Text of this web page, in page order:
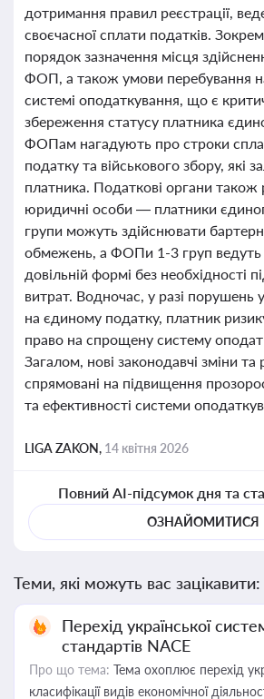
дотримання правил реєстрації,
своєчасної сплати податків.
порядок зазначення місця
ФОП, а також умови перебування
системі оподаткування, що є
збереження статусу платника
ФОПам нагадують про строки
податку та військового збору, які
платника. Податкові органи
юридичні особи — платники
групи можуть здійснювати
обмежень, а ФОПи 1-3 груп ведуть
довільній формі без необхідності
витрат. Водночас, у разі порушень
на єдиному податку, платник
право на спрощену систему
Загалом, нові законодавчі зміни та
спрямовані на підвищення
та ефективності системи
LIGA ZAKON, 14 квітня 2026
Повний AI-підсумок дня та
ОЗНАЙОМИТИСЯ
Теми, які можуть вас зацікавити:
Перехід української
стандартів NACE
Про що тема: Тема охоплює перехід
класифікації видів економічної